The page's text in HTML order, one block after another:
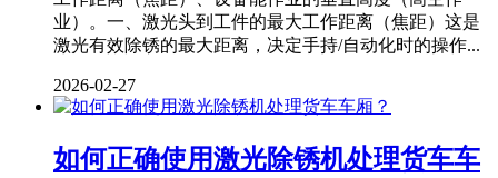
业）。一、激光头到工件的最大工作距离（焦距）这是
激光有效除锈的最大距离，决定手持/自动化时的操作...
2026-02-27
如何正确使用激光除锈机处理货车车